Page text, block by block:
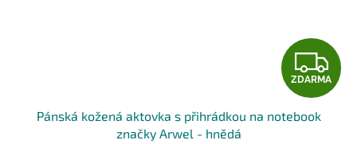
Z
D
ZDARMA
Pánská kožená aktovka s přihrádkou na notebook
značky Arwel - hnědá